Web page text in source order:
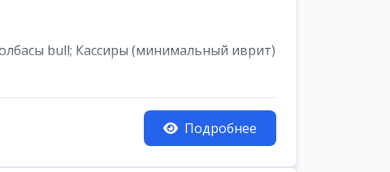
bull; Кассиры (минимальный иврит)
Подробнее